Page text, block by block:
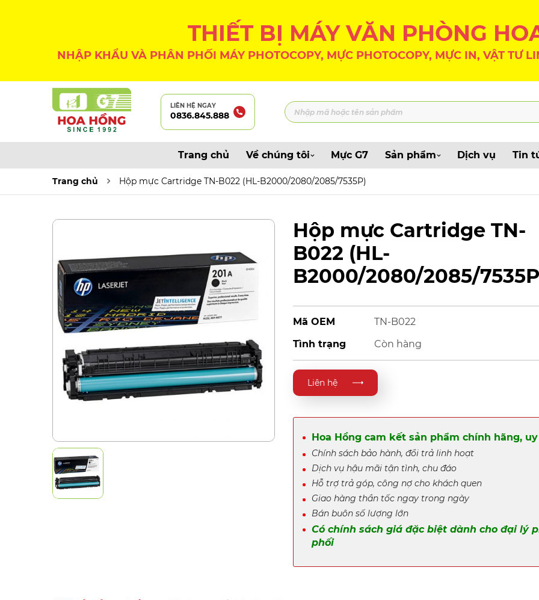
THIẾT BỊ MÁY VĂN PHÒNG
NHẬP KHẨU VÀ PHÂN PHỐI MÁY PHOTOCOPY, MỰC PHOTOCOPY, MỰC IN, VẬT TƯ
LIÊN HỆ NGAY
0836.845.888
Trang chủ Về chúng tôi Mực G7 Sản phẩm Dịch vụ Tin
Trang chủ Hộp mực Cartridge TN-B022 (HL-B2000/2080/2085/7535P)
Hộp mực Cartridge TN-
B022 (HL-
B2000/2080/2085/
Mã OEM
TN-B022
Tình trạng
Còn hàng
Liên hệ
Hoa Hồng cam kết sản phẩm chính hãng,
Chính sách bảo hành, đổi trả linh hoạt
Dịch vụ hậu mãi tận tình, chu đáo
Hỗ trợ trả góp, công nợ cho khách quen
Giao hàng thần tốc ngay trong ngày
Bán buôn số lượng lớn
Có chính sách giá đặc biệt dành cho đại lý
phối